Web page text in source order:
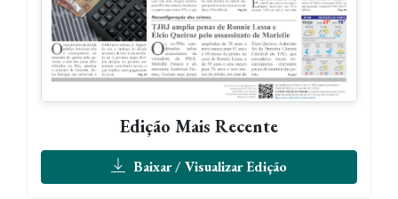
Edição Mais Recente
Baixar / Visualizar Edição